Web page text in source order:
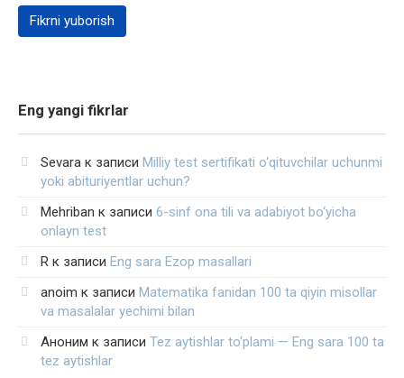
Eng yangi fikrlar
Sevara к записи Milliy test sertifikati o‘qituvchilar uchunmi
yoki abituriyentlar uchun?
Mehriban к записи 6-sinf ona tili va adabiyot bo‘yicha
onlayn test
R к записи Eng sara Ezop masallari
anoim к записи Matematika fanidan 100 ta qiyin misollar
va masalalar yechimi bilan
Аноним к записи Tez aytishlar to‘plami — Eng sara 100 ta
tez aytishlar